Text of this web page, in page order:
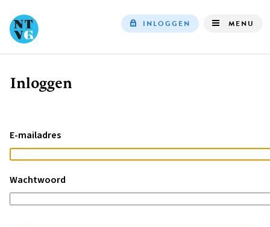
INLOGGEN MENU
Kruimelpad
Inloggen
E-mailadres
Wachtwoord